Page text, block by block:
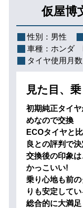
仮屋博
性別： 男性
車種： ホンダ
タイヤ使用月数
見た目、
初期純正タイ
めなので交換
ECOタイヤと
良との評判で決
交換後の印象
かっこいい!
乗り心地も前
りも安定して
総合的に大満足